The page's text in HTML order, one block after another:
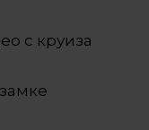
с круиза